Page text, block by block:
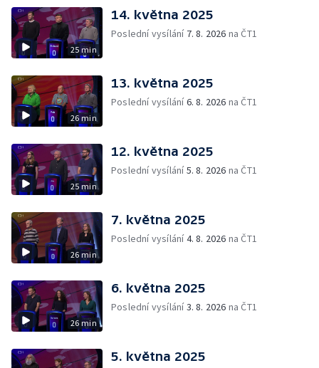
25 min
14. května 2025
Poslední vysílání 7. 8. 2026 na ČT1
26 min
13. května 2025
Poslední vysílání6. 8. 2026 na ČT1
25 min
12. května 2025
Poslední vysílání5. 8. 2026 na ČT1
26 min
7. května 2025
Poslední vysílání4. 8. 2026 na ČT1
26 min
6. května 2025
Poslední vysílání3. 8. 2026 na ČT1
5. května 2025